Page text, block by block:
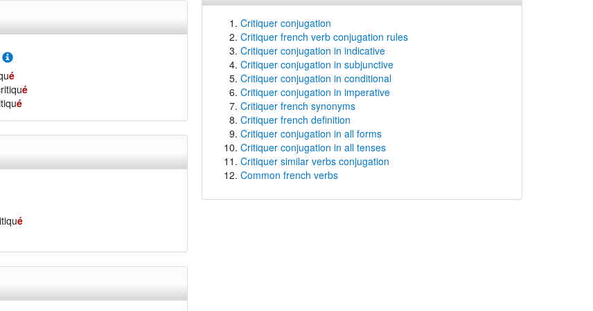
é
é
é
é
Critiquer conjugation
Critiquer french verb conjugation rules
Critiquer conjugation in indicative
Critiquer conjugation in subjunctive
Critiquer conjugation in conditional
Critiquer conjugation in imperative
Critiquer french synonyms
Critiquer french definition
Critiquer conjugation in all forms
Critiquer conjugation in all tenses
Critiquer similar verbs conjugation
Common french verbs